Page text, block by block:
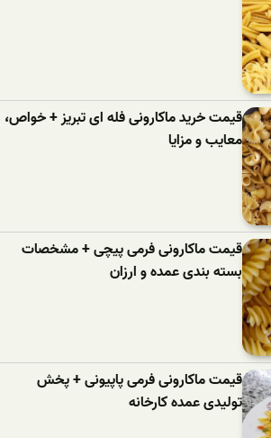
قیمت خرید ماکارونی فله ای تبریز + خواص،
معایب و مزایا
قیمت ماکارونی فرمی پیچی + مشخصات
بسته بندی عمده و ارزان
قیمت ماکارونی فرمی پاپیونی + پخش
تولیدی عمده کارخانه